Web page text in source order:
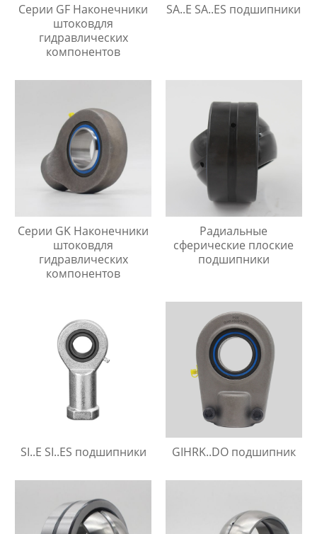
Серии GF Наконечники
штоковдля
гидравлических
компонентов
SA..E SA..ES подшипники
Серии GK Наконечники
штоковдля
гидравлических
компонентов
Радиальные
сферические плоские
подшипники
SI..E SI..ES подшипники GIHRK..DO подшипник